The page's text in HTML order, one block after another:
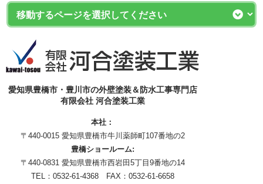
愛知県豊橋市・豊川市の外壁塗装＆防水工事専門店
有限会社 河合塗装工業
本社：
〒440-0015 愛知県豊橋市牛川薬師町107番地の2
豊橋ショールーム:
〒440-0831 愛知県豊橋市西岩田5丁目9番地の14
TEL：0532-61-4368 FAX：0532-61-6658